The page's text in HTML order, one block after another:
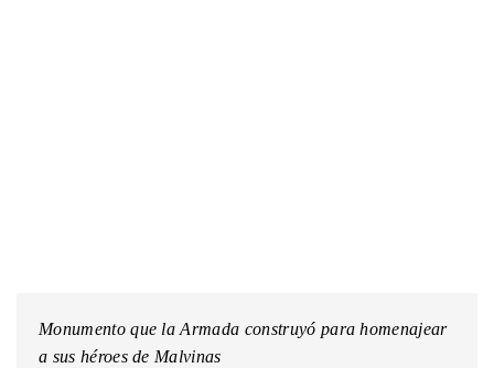
Monumento que la Armada construyó para homenajear
a sus héroes de Malvinas